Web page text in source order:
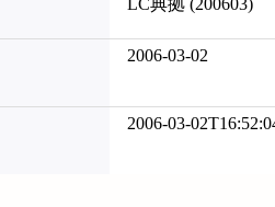
LC典拠 (200603)
2006-03-02
2006-03-